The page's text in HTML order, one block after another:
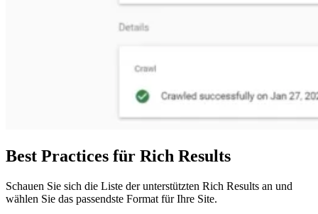
Best Practices für Rich Results
Schauen Sie sich die Liste der unterstützten Rich Results an und
wählen Sie das passendste Format für Ihre Site.